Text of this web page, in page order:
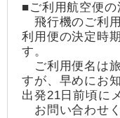
■ご利用航空便
飛行機のご利
利用便の決定時
す。
ご利用便名は
すが、早めにお
出発21日前頃に
お問い合わせく